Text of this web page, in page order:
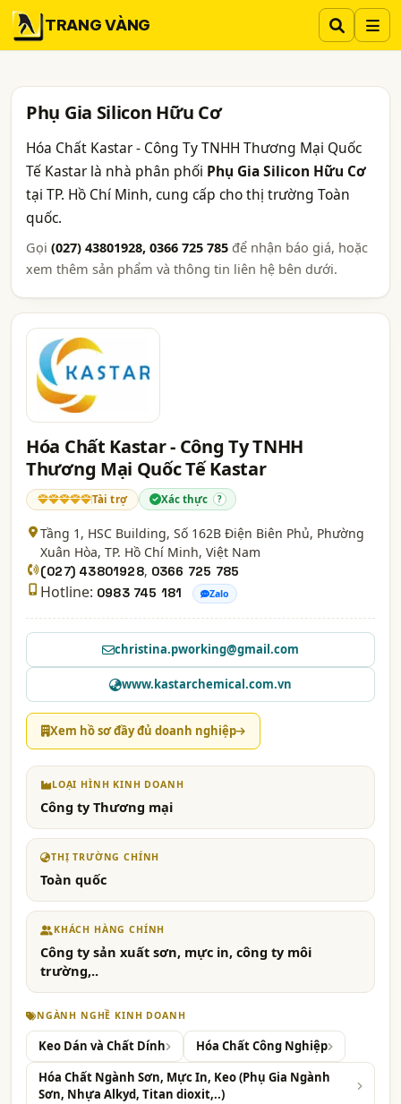
TRANG VÀNG
Phụ Gia Silicon Hữu Cơ
Hóa Chất Kastar - Công Ty TNHH Thương Mại Quốc
Tế Kastar là nhà phân phối Phụ Gia Silicon Hữu Cơ
tại TP. Hồ Chí Minh, cung cấp cho thị trường Toàn
quốc.
Gọi (027) 43801928, 0366 725 785 để nhận báo giá, hoặc
xem thêm sản phẩm và thông tin liên hệ bên dưới.
Hóa Chất Kastar - Công Ty TNHH
Thương Mại Quốc Tế Kastar
Tài trợ Xác thực ?
Tầng 1, HSC Building, Số 162B Điện Biên Phủ, Phường
Xuân Hòa, TP. Hồ Chí Minh, Việt Nam
(027) 43801928, 0366 725 785
Hotline: 0983 745 181 Zalo
christina.pworking@gmail.com
www.kastarchemical.com.vn
Xem hồ sơ đầy đủ doanh nghiệp
LOẠI HÌNH KINH DOANH
Công ty Thương mại
THỊ TRƯỜNG CHÍNH
Toàn quốc
KHÁCH HÀNG CHÍNH
Công ty sản xuất sơn, mực in, công ty môi
trường,..
NGÀNH NGHỀ KINH DOANH
Keo Dán và Chất Dính
Hóa Chất Công Nghiệp
Hóa Chất Ngành Sơn, Mực In, Keo (Phụ Gia Ngành
Sơn, Nhựa Alkyd, Titan dioxit,..)